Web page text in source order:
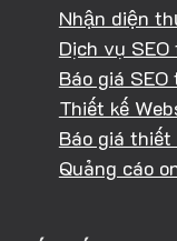
Nhận diện
Dịch vụ
Báo giá
Thiết kế
Báo giá thiết
Quảng cáo